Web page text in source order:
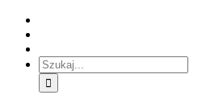
Skip
Treść
główna
Skip
Menu
główne
Skip
Menu
dodatkowe
Szukaj